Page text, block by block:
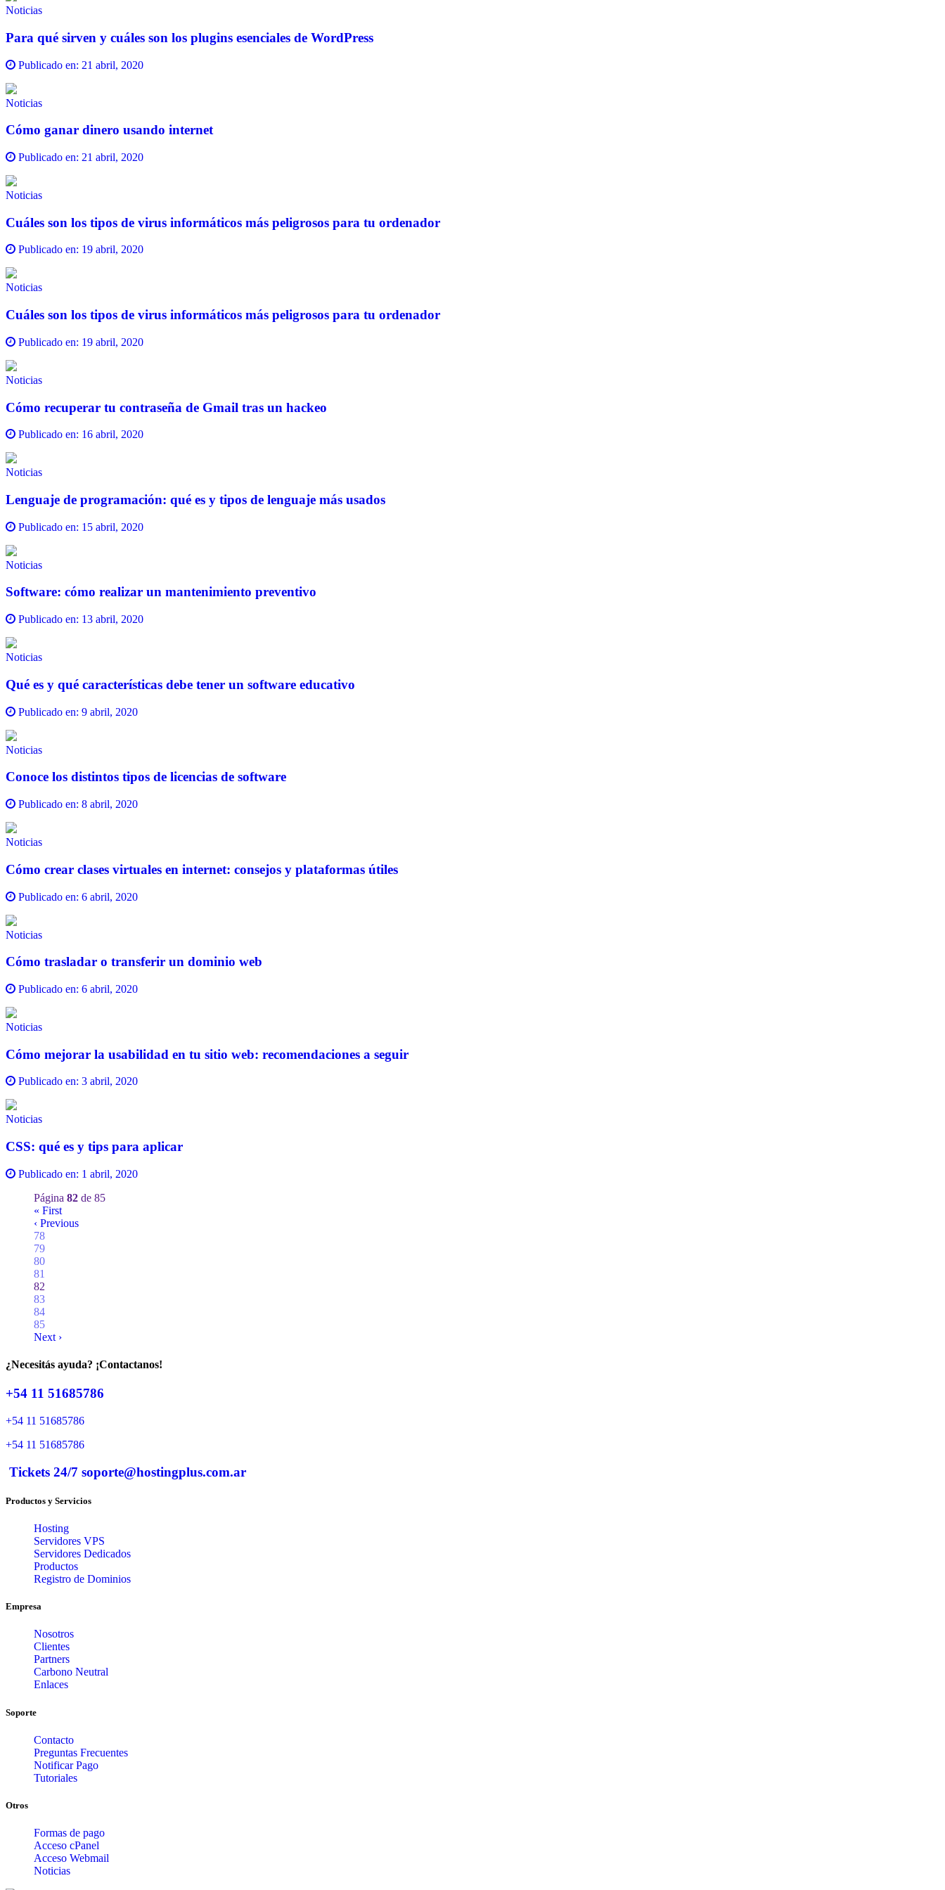
Noticias
Para qué sirven y cuáles son los plugins esenciales de WordPress
Publicado en: 21 abril, 2020
Noticias
Cómo ganar dinero usando internet
Publicado en: 21 abril, 2020
Noticias
Cuáles son los tipos de virus informáticos más peligrosos para tu ordenador
Publicado en: 19 abril, 2020
Noticias
Cuáles son los tipos de virus informáticos más peligrosos para tu ordenador
Publicado en: 19 abril, 2020
Noticias
Cómo recuperar tu contraseña de Gmail tras un hackeo
Publicado en: 16 abril, 2020
Noticias
Lenguaje de programación: qué es y tipos de lenguaje más usados
Publicado en: 15 abril, 2020
Noticias
Software: cómo realizar un mantenimiento preventivo
Publicado en: 13 abril, 2020
Noticias
Qué es y qué características debe tener un software educativo
Publicado en: 9 abril, 2020
Noticias
Conoce los distintos tipos de licencias de software
Publicado en: 8 abril, 2020
Noticias
Cómo crear clases virtuales en internet: consejos y plataformas útiles
Publicado en: 6 abril, 2020
Noticias
Cómo trasladar o transferir un dominio web
Publicado en: 6 abril, 2020
Noticias
Cómo mejorar la usabilidad en tu sitio web: recomendaciones a seguir
Publicado en: 3 abril, 2020
Noticias
CSS: qué es y tips para aplicar
Publicado en: 1 abril, 2020
Página 82 de 85
« First
‹ Previous
78
79
80
81
82
83
84
85
Next ›
¿Necesitás ayuda? ¡Contactanos!
+54 11 51685786
+54 11 51685786
+54 11 51685786
Tickets 24/7 soporte@hostingplus.com.ar
Productos y Servicios
Hosting
Servidores VPS
Servidores Dedicados
Productos
Registro de Dominios
Empresa
Nosotros
Clientes
Partners
Carbono Neutral
Enlaces
Soporte
Contacto
Preguntas Frecuentes
Notificar Pago
Tutoriales
Otros
Formas de pago
Acceso cPanel
Acceso Webmail
Noticias